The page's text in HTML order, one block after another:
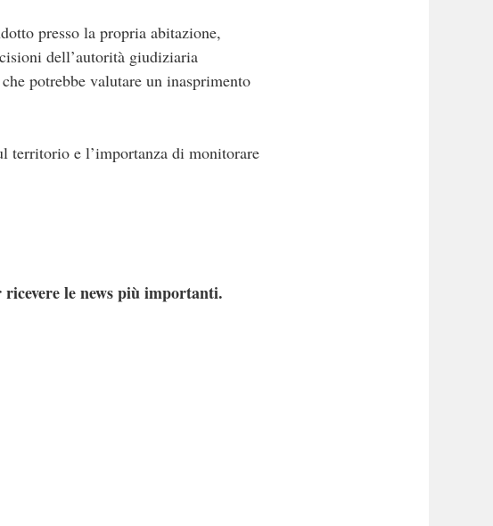
presso la propria abitazione,
dell’autorità giudiziaria
potrebbe valutare un inasprimento
territorio e l’importanza di monitorare
le news più importanti.